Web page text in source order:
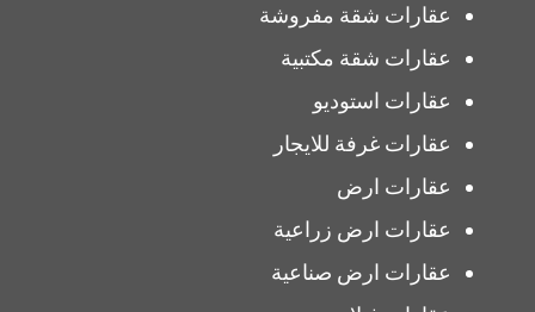
عقارات شقة مفروشة
عقارات شقة مكتبية
عقارات استوديو
عقارات غرفة للايجار
عقارات ارض
عقارات ارض زراعية
عقارات ارض صناعية